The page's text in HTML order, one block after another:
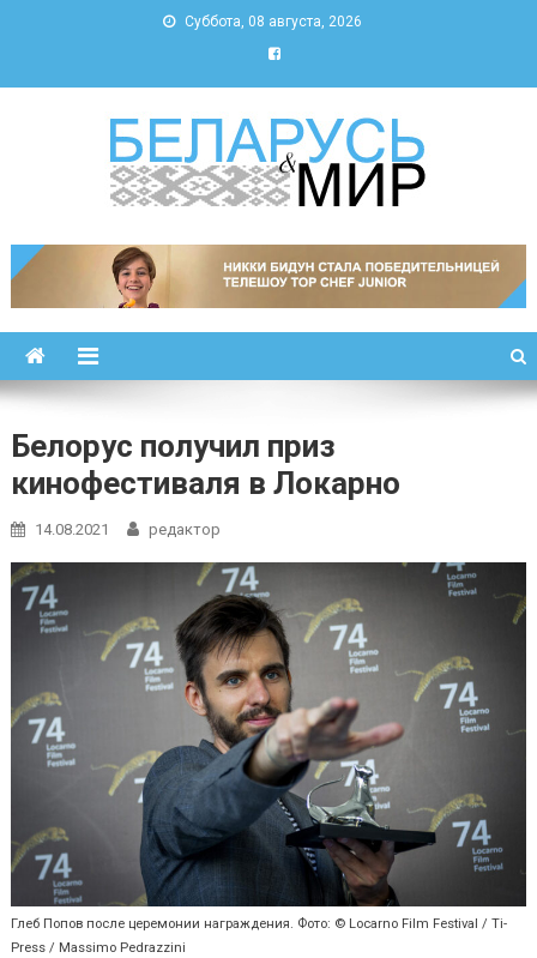
Суббота, 08 августа, 2026
Беларусь и мир
Белорус получил приз
кинофестиваля в Локарно
14.08.2021 редактор
Глеб Попов после церемонии награждения. Фото: © Locarno Film Festival / Ti-
Press / Massimo Pedrazzini